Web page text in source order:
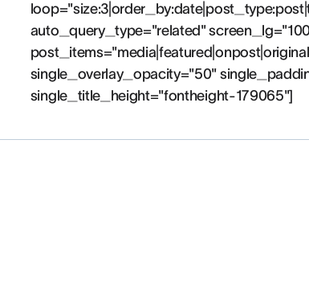
auto_query_type="related"
single_overlay_opacity="50"
single_title_height="fontheight-179065"]